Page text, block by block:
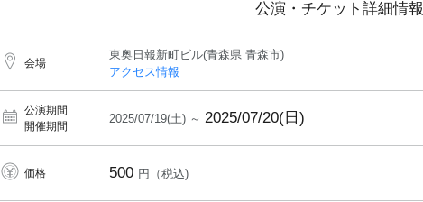
公演・チケット詳細情報
会場
東奥日報新町ビル(青森県 青森市)
アクセス情報
公演期間
開催期間
2025/07/19(土) ～ 2025/07/20(日)
価格 500 円（税込)